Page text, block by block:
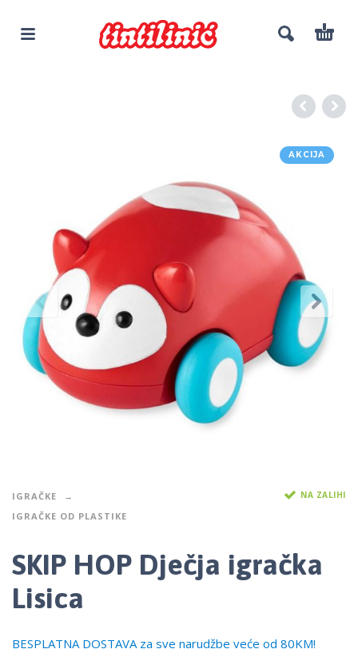
AKCIJA
IGRAČKE
IGRAČKE OD PLASTIKE
NA ZALIHI
SKIP HOP Dječja igračka
Lisica
BESPLATNA DOSTAVA za sve narudžbe veće od 80KM!